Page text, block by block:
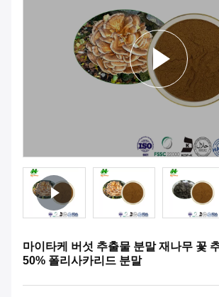
마이타케 버섯 추출물 분말 재나무 꽃
50% 폴리사카리드 분말